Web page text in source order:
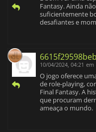
Fantasy. Ainda
suficientemente
desafiantes e
10/04/2024, 04:21 em
O jogo oferece
de role-playing,
Final Fantasy. A
que procuram
ameaça o mundo.